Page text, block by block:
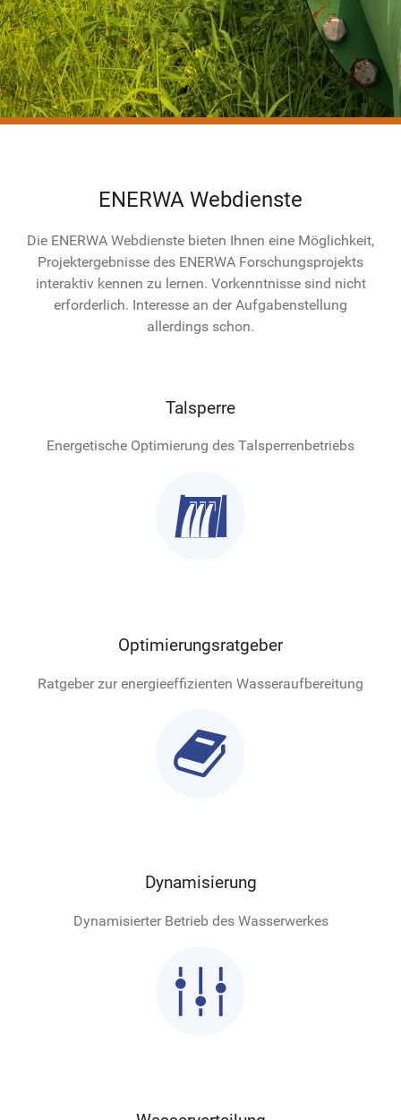
ENERWA Webdienste
Die ENERWA Webdienste bieten Ihnen eine Möglichkeit,
Projektergebnisse des ENERWA Forschungsprojekts
interaktiv kennen zu lernen. Vorkenntnisse sind nicht
erforderlich. Interesse an der Aufgabenstellung
allerdings schon.
Talsperre
Energetische Optimierung des Talsperrenbetriebs

Optimierungsratgeber
Ratgeber zur energieeffizienten Wasseraufbereitung

Dynamisierung
Dynamisierter Betrieb des Wasserwerkes
